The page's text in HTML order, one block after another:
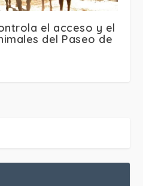
el acceso y el
del Paseo de